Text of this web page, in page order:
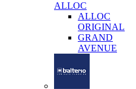
ALLOC
ALLOC
ORIGINAL
GRAND
AVENUE